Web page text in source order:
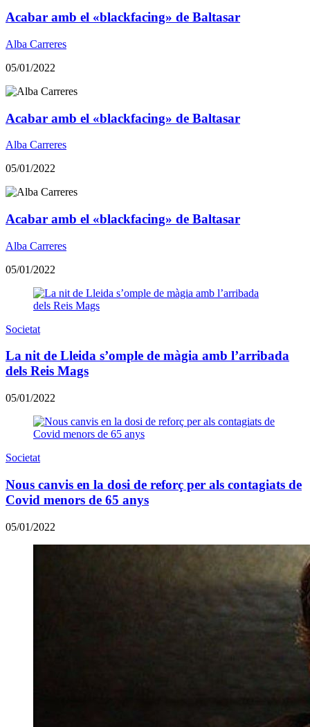
Acabar amb el «blackfacing» de Baltasar
Alba Carreres
05/01/2022
Acabar amb el «blackfacing» de Baltasar
Alba Carreres
05/01/2022
Acabar amb el «blackfacing» de Baltasar
Alba Carreres
05/01/2022
Societat
La nit de Lleida s’omple de màgia amb l’arribada
dels Reis Mags
05/01/2022
Societat
Nous canvis en la dosi de reforç per als contagiats de
Covid menors de 65 anys
05/01/2022